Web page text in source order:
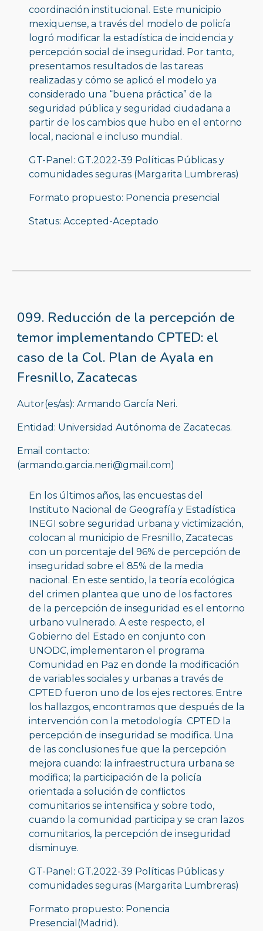
coordinación institucional. Este municipio
mexiquense, a través del modelo de policía
logró modificar la estadística de incidencia y
percepción social de inseguridad. Por tanto,
presentamos resultados de las tareas
realizadas y cómo se aplicó el modelo ya
considerado una “buena práctica” de la
seguridad pública y seguridad ciudadana a
partir de los cambios que hubo en el entorno
local, nacional e incluso mundial.
GT-Panel: GT.2022-39 Políticas Públicas y
comunidades seguras (Margarita Lumbreras)
Formato propuesto: Ponencia presencial
Status: Accepted-Aceptado
099. Reducción de la percepción de
temor implementando CPTED: el
caso de la Col. Plan de Ayala en
Fresnillo, Zacatecas
Autor(es/as): Armando García Neri.
Entidad: Universidad Autónoma de Zacatecas.
Email contacto:
(armando.garcia.neri@gmail.com)
En los últimos años, las encuestas del
Instituto Nacional de Geografía y Estadística
INEGI sobre seguridad urbana y victimización,
colocan al municipio de Fresnillo, Zacatecas
con un porcentaje del 96% de percepción de
inseguridad sobre el 85% de la media
nacional. En este sentido, la teoría ecológica
del crimen plantea que uno de los factores
de la percepción de inseguridad es el entorno
urbano vulnerado. A este respecto, el
Gobierno del Estado en conjunto con
UNODC, implementaron el programa
Comunidad en Paz en donde la modificación
de variables sociales y urbanas a través de
CPTED fueron uno de los ejes rectores. Entre
los hallazgos, encontramos que después de la
intervención con la metodología  CPTED la
percepción de inseguridad se modifica. Una
de las conclusiones fue que la percepción
mejora cuando: la infraestructura urbana se
modifica; la participación de la policía
orientada a solución de conflictos
comunitarios se intensifica y sobre todo,
cuando la comunidad participa y se cran lazos
comunitarios, la percepción de inseguridad
disminuye.
GT-Panel: GT.2022-39 Políticas Públicas y
comunidades seguras (Margarita Lumbreras)
Formato propuesto: Ponencia
Presencial(Madrid).